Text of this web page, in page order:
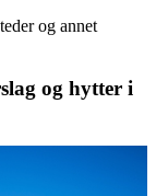
og annet
og hytter i